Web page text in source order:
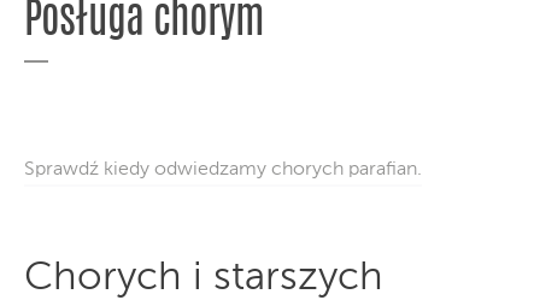
Posługa chorym
Sprawdź kiedy odwiedzamy chorych parafian.
Chorych i starszych